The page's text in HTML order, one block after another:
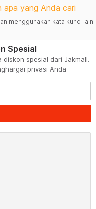
apa yang Anda cari
menggunakan kata kunci lain.
Spesial
spesial dari Jakmall.
privasi Anda